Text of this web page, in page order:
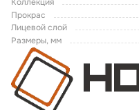
Коллекция
Прокрас
Лицевой слой
Размеры, мм